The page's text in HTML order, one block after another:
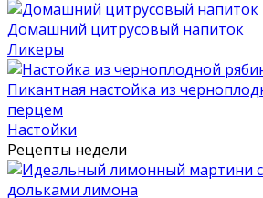
Домашний цитрусовый напиток
Ликеры
Пикантная настойка из
перцем
Настойки
Рецепты недели